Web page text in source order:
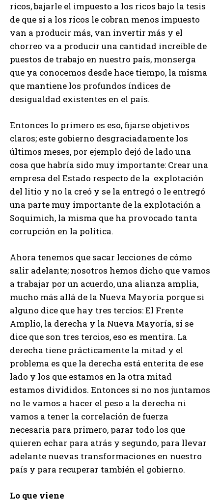
ricos, bajarle el impuesto a los ricos bajo la tesis
de que si a los ricos le cobran menos impuesto
van a producir más, van invertir más y el
chorreo va a producir una cantidad increíble de
puestos de trabajo en nuestro país, monserga
que ya conocemos desde hace tiempo, la misma
que mantiene los profundos índices de
desigualdad existentes en el país.
Entonces lo primero es eso, fijarse objetivos
claros; este gobierno desgraciadamente los
últimos meses, por ejemplo dejó de lado una
cosa que habría sido muy importante: Crear una
empresa del Estado respecto de la explotación
del litio y no la creó y se la entregó o le entregó
una parte muy importante de la explotación a
Soquimich, la misma que ha provocado tanta
corrupción en la política.
Ahora tenemos que sacar lecciones de cómo
salir adelante; nosotros hemos dicho que vamos
a trabajar por un acuerdo, una alianza amplia,
mucho más allá de la Nueva Mayoría porque si
alguno dice que hay tres tercios: El Frente
Amplio, la derecha y la Nueva Mayoría, si se
dice que son tres tercios, eso es mentira. La
derecha tiene prácticamente la mitad y el
problema es que la derecha está enterita de ese
lado y los que estamos en la otra mitad
estamos divididos. Entonces si no nos juntamos
no le vamos a hacer el peso a la derecha ni
vamos a tener la correlación de fuerza
necesaria para primero, parar todo los que
quieren echar para atrás y segundo, para llevar
adelante nuevas transformaciones en nuestro
país y para recuperar también el gobierno.
Lo que viene